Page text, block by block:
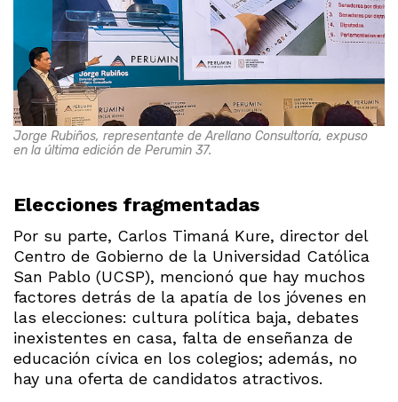
Jorge Rubiños, representante de Arellano Consultoría, expuso
en la última edición de Perumin 37.
Elecciones fragmentadas
Por su parte, Carlos Timaná Kure, director del
Centro de Gobierno de la Universidad Católica
San Pablo (UCSP), mencionó que hay muchos
factores detrás de la apatía de los jóvenes en
las elecciones: cultura política baja, debates
inexistentes en casa, falta de enseñanza de
educación cívica en los colegios; además, no
hay una oferta de candidatos atractivos.